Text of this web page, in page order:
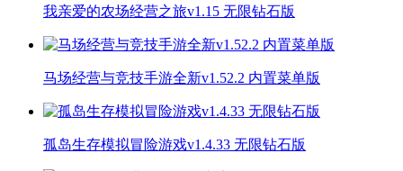
我亲爱的农场经营之旅v1.15 无限钻石版
马场经营与竞技手游全新v1.52.2 内置菜单版
孤岛生存模拟冒险游戏v1.4.33 无限钻石版